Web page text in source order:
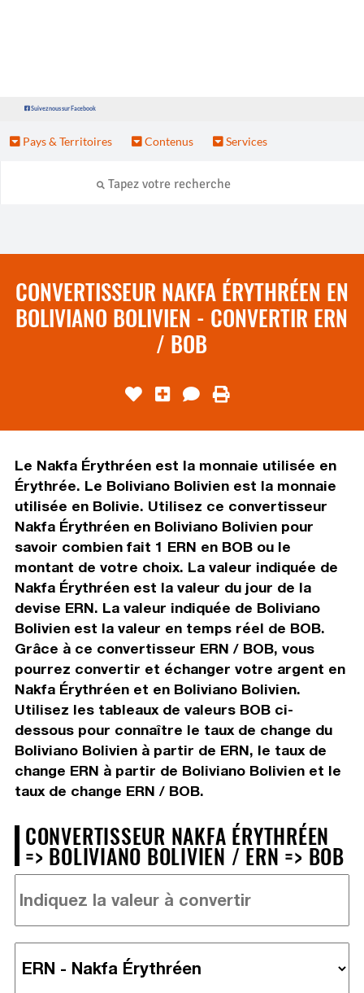
Suivez nous sur Facebook
Pays & Territoires Contenus Services
CONVERTISSEUR NAKFA ÉRYTHRÉEN EN
BOLIVIANO BOLIVIEN - CONVERTIR ERN
/ BOB
Le Nakfa Érythréen est la monnaie utilisée en
Érythrée. Le Boliviano Bolivien est la monnaie
utilisée en Bolivie. Utilisez ce convertisseur
Nakfa Érythréen en Boliviano Bolivien pour
savoir combien fait 1 ERN en BOB ou le
montant de votre choix. La valeur indiquée de
Nakfa Érythréen est la valeur du jour de la
devise ERN. La valeur indiquée de Boliviano
Bolivien est la valeur en temps réel de BOB.
Grâce à ce convertisseur ERN / BOB, vous
pourrez convertir et échanger votre argent en
Nakfa Érythréen et en Boliviano Bolivien.
Utilisez les tableaux de valeurs BOB ci-
dessous pour connaître le taux de change du
Boliviano Bolivien à partir de ERN, le taux de
change ERN à partir de Boliviano Bolivien et le
taux de change ERN / BOB.
CONVERTISSEUR NAKFA ÉRYTHRÉEN
=> BOLIVIANO BOLIVIEN / ERN => BOB